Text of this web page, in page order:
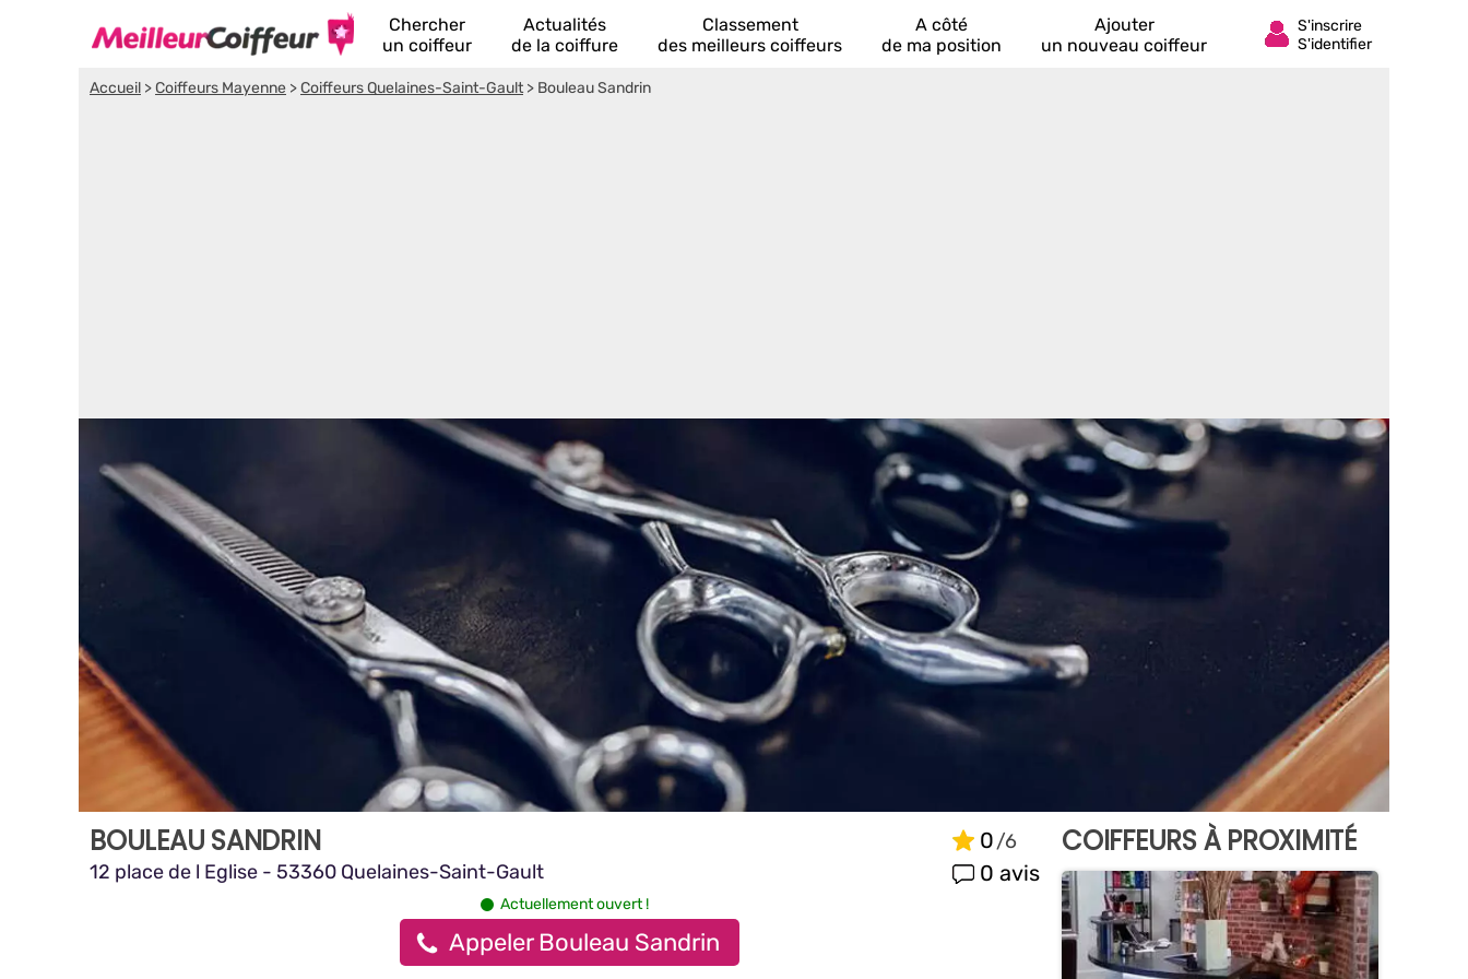
Chercher
un coiffeur
Actualités
de la coiffure
Classement
des meilleurs coiffeurs
A côté
de ma position
Ajouter
un nouveau coiffeur
Accueil >Coiffeurs Mayenne >Coiffeurs Quelaines-Saint-Gault> Bouleau Sandrin
BOULEAU SANDRIN
12 place de l Eglise - 53360 Quelaines-Saint-Gault
0
0 avis
Actuellement ouvert !
Appeler Bouleau Sandrin
COIFFEURS À PROXIMITÉ